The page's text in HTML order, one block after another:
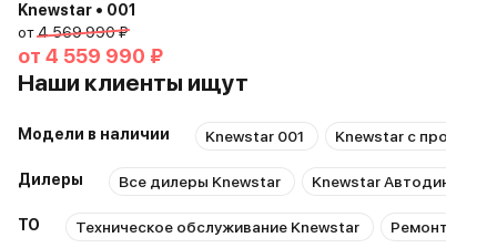
Knewstar • 001
от4 569 990 ₽
от 4 559 990 ₽
Наши клиенты ищут
Модели в наличии Knewstar 001 Knewstar с пробегом
Дилеры Все дилеры Knewstar Knewstar Автодин-Кама
ТО Техническое обслуживание Knewstar Ремонт